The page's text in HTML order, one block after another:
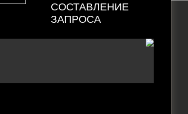
СОСТАВЛЕНИЕ
ЗАПРОСА